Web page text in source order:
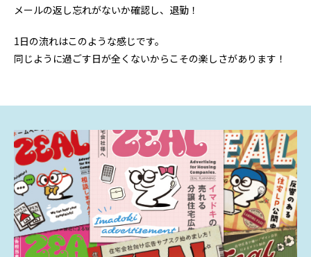
メールの返し忘れがないか確認し、退勤！
1日の流れはこのような感じです。
同じように過ごす日が全くないからこその楽しさがあります！